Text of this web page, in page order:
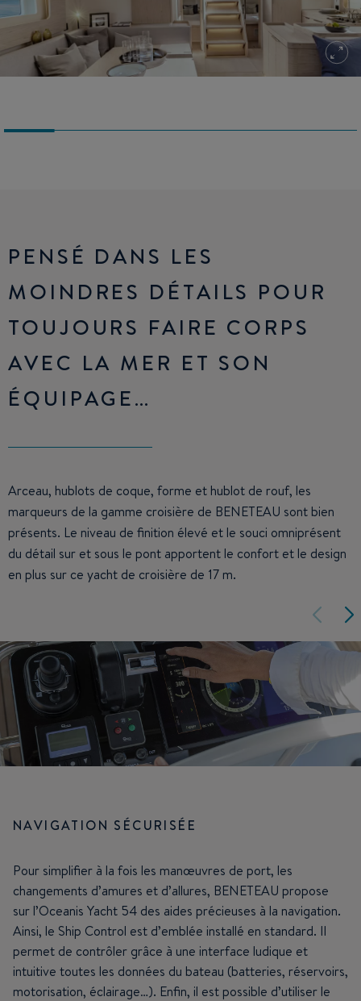
PENSÉ DANS LES
MOINDRES DÉTAILS POUR
TOUJOURS FAIRE CORPS
AVEC LA MER ET SON
ÉQUIPAGE…
Arceau, hublots de coque, forme et hublot de rouf, les
marqueurs de la gamme croisière de BENETEAU sont bien
présents. Le niveau de finition élevé et le souci omniprésent
du détail sur et sous le pont apportent le confort et le design
en plus sur ce yacht de croisière de 17 m.
NAVIGATION SÉCURISÉE
Pour simplifier à la fois les manœuvres de port, les
changements d’amures et d’allures, BENETEAU propose
sur l’Oceanis Yacht 54 des aides précieuses à la navigation.
Ainsi, le Ship Control est d’emblée installé en standard. Il
permet de contrôler grâce à une interface ludique et
intuitive toutes les données du bateau (batteries, réservoirs,
motorisation, éclairage…). Enfin, il est possible d’utiliser le